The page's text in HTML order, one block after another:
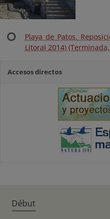
Playa de Patos.
Litoral 2014)
Accesos directos
Début